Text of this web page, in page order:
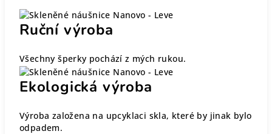
Ruční výroba
Všechny šperky pochází z mých rukou.
Ekologická výroba
Výroba založena na upcyklaci skla, které by jinak bylo
odpadem.